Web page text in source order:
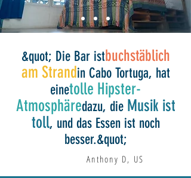
&quot; Die Bar istbuchstäblich
am Strandin Cabo Tortuga, hat
einetolle Hipster-
Atmosphäredazu, die Musik ist
toll, und das Essen ist noch
besser.&quot;
Anthony D, US